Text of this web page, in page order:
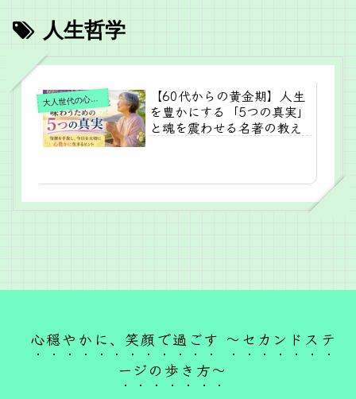
人生哲学
大人世代の心地よい暮らし
【60代からの黄金期】人生
を豊かにする「5つの真実」
と魂を震わせる名著の教え
心穏やかに、笑顔で過ごす ～セカンドステ
ージの歩き方～